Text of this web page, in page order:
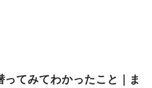
ってみてわかったこと｜ま